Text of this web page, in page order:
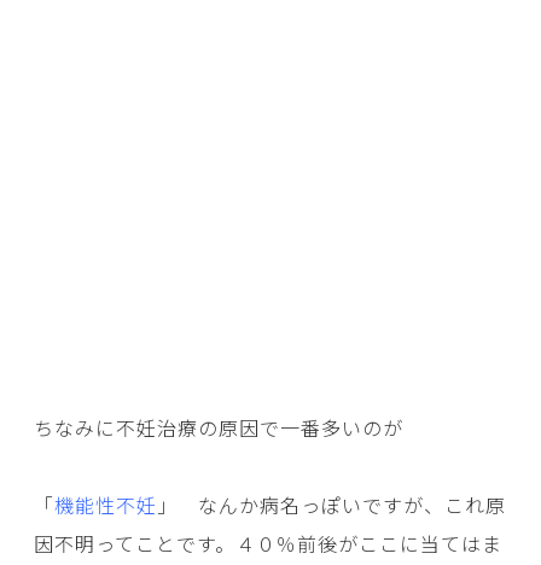
ちなみに不妊治療の原因で一番多いのが
「機能性不妊 」 なんか病名っぽいですが、これ原
因不明ってことです。４０％前後がここに当てはま